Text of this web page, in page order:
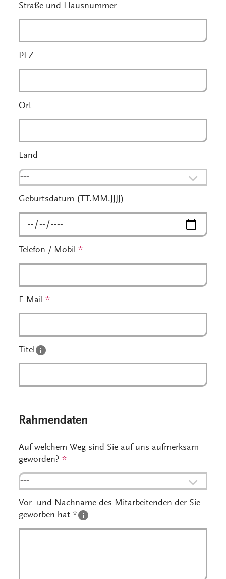
Straße und Hausnummer
PLZ
Ort
Land
---
Geburtsdatum (TT.MM.JJJJ)
Telefon / Mobil*
E-Mail*
Titel
Rahmendaten
Auf welchem Weg sind Sie auf uns aufmerksam
geworden?*
---
Vor- und Nachname des Mitarbeitenden der Sie
geworben hat *